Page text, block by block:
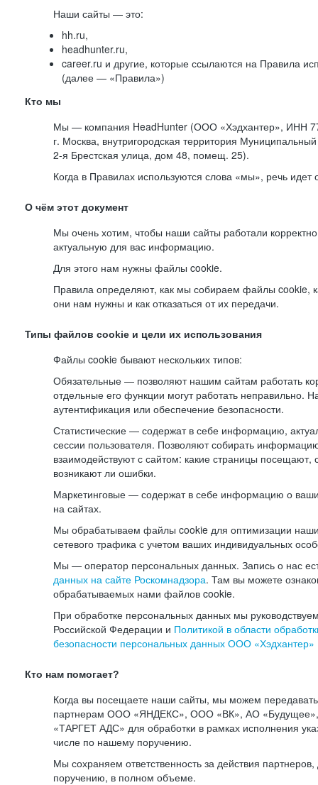
Наши сайты — это:
hh.ru,
headhunter.ru,
career.ru и другие, которые ссылаются на Правила
(далее — «Правила»)
Кто мы
Мы — компания HeadHunter (ООО «Хэдхантер», ИНН
г. Москва, внутригородская территория Муниципальный
2-я Брестская улица, дом 48, помещ. 25).
Когда в Правилах используются слова «мы», речь
О чём этот документ
Мы очень хотим, чтобы наши сайты работали
актуальную для вас информацию.
Для этого нам нужны файлы cookie.
Правила определяют, как мы собираем файлы cookie,
они нам нужны и как отказаться от их передачи.
Типы файлов cookie и цели их использования
Файлы cookie бывают нескольких типов:
Обязательные — позволяют нашим сайтам работать
отдельные его функции могут работать неправильно.
аутентификация или обеспечение безопасности.
Статистические — содержат в себе информацию,
сессии пользователя. Позволяют собирать
взаимодействуют с сайтом: какие страницы посещают,
возникают ли ошибки.
Маркетинговые — содержат в себе информацию о
на сайтах.
Мы обрабатываем файлы cookie для оптимизации
сетевого трафика с учетом ваших индивидуальных
Мы — оператор персональных данных. Запись о нас
данных на сайте Роскомнадзора. Там вы можете
обрабатываемых нами файлов cookie.
При обработке персональных данных мы
Российской Федерации и Политикой в области
безопасности персональных данных ООО «Хэдхантер»
Кто нам помогает?
Когда вы посещаете наши сайты, мы можем
партнерам ООО «ЯНДЕКС», ООО «ВК», АО
«ТАРГЕТ АДС» для обработки в рамках исполнения
числе по нашему поручению.
Мы сохраняем ответственность за действия
поручению, в полном объеме.